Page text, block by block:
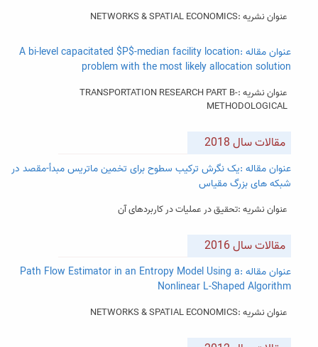
عنوان نشریه :NETWORKS & SPATIAL ECONOMICS
عنوان مقاله :A bi-level capacitated $P$-median facility location
problem with the most likely allocation solution
عنوان نشریه :TRANSPORTATION RESEARCH PART B-
METHODOLOGICAL
مقالات سال 2018
عنوان مقاله :یک نگرش تركيب سطوح برای تخمين ماتریس مبدأ-مقصد در
شبكه های بزرگ مقياس
عنوان نشریه :تحقیق در عملیات در کاربردهای آن
مقالات سال 2016
عنوان مقاله :Path Flow Estimator in an Entropy Model Using a
Nonlinear L-Shaped Algorithm
عنوان نشریه :NETWORKS & SPATIAL ECONOMICS